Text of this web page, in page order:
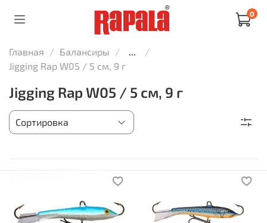
0
Главная Балансиры
...
Jigging Rap W05 / 5 см, 9 г
Jigging Rap W05 / 5 см, 9 г